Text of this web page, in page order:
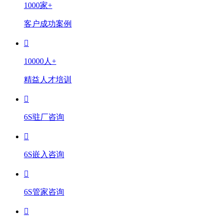
1000家+
客户成功案例
10000人+
精益人才培训
6S驻厂咨询
6S嵌入咨询
6S管家咨询